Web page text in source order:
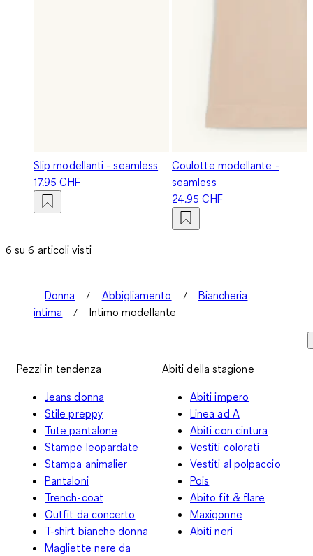
Slip modellanti - seamless
17.95 CHF
Coulotte modellante -
seamless
24.95 CHF
6 su 6 articoli visti
Donna Abbigliamento
Biancheria
intima
Intimo modellante
Pezzi in tendenza
Jeans donna
Stile preppy
Tute pantalone
Stampe leopardate
Stampa animalier
Pantaloni
Trench-coat
Outfit da concerto
T-shirt bianche donna
Magliette nere da
Abiti della stagione
Abiti impero
Linea ad A
Abiti con cintura
Vestiti colorati
Vestiti al polpaccio
Pois
Abito fit & flare
Maxigonne
Abiti neri